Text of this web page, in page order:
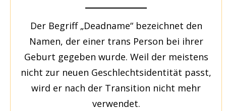
Der Begriff „Deadname“ bezeichnet den
Namen, der einer trans Person bei ihrer
Geburt gegeben wurde. Weil der meistens
nicht zur neuen Geschlechtsidentität passt,
wird er nach der Transition nicht mehr
verwendet.